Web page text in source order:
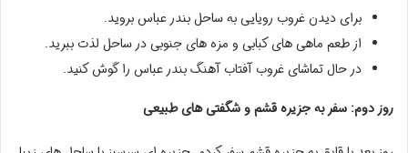
برای دیدن غروب رویایی به ساحل بندر عباس بروید.
از طعم ماهی های کبابی و مزه های جنوبی در ساحل لذت ببرید.
در حال تماشای غروب آفتاب آهنگ بندر عباس را گوش کنید.
روز دوم: سفر به جزیره قشم و شگفتی های طبیعی